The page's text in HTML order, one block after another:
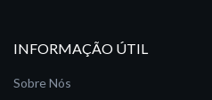
INFORMAÇÃO ÚTIL
Sobre Nós